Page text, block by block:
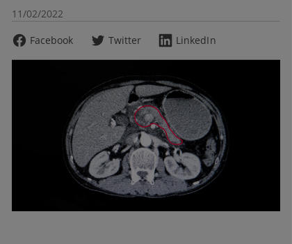
11/02/2022
Facebook
Twitter LinkedIn